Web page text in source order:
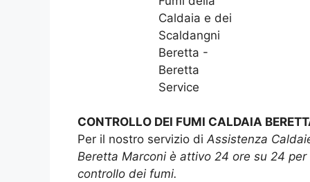
CONTROLLO DEI FUMI CALDAIA
Per il nostro servizio diAssistenza
Beretta Marconi è attivo 24 ore su 24 per
controllo dei fumi.